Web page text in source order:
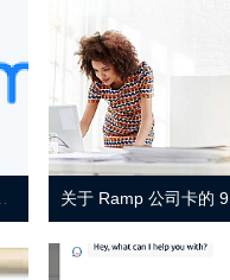
关于 Ramp 公司卡的